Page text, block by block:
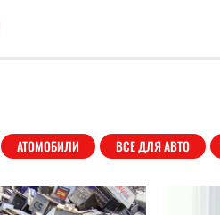
АТОМОБИЛИ ВСЕ ДЛЯ АВТО